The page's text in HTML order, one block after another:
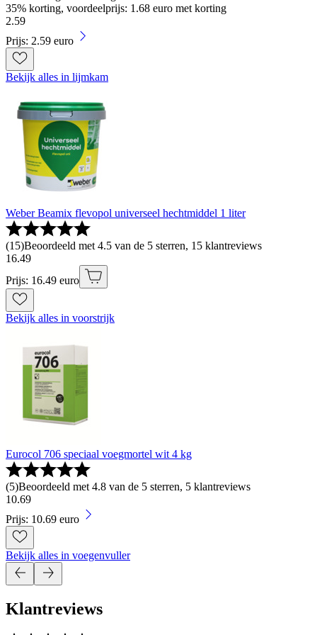
35% korting, voordeelprijs: 1.68 euro met korting
2.59
Prijs: 2.59 euro
Bekijk alles in lijmkam
Weber Beamix flevopol universeel hechtmiddel 1 liter
(15)Beoordeeld met 4.5 van de 5 sterren, 15 klantreviews
16.49
Prijs: 16.49 euro
Bekijk alles in voorstrijk
Eurocol 706 speciaal voegmortel wit 4 kg
(5)Beoordeeld met 4.8 van de 5 sterren, 5 klantreviews
10.69
Prijs: 10.69 euro
Bekijk alles in voegenvuller
Klantreviews